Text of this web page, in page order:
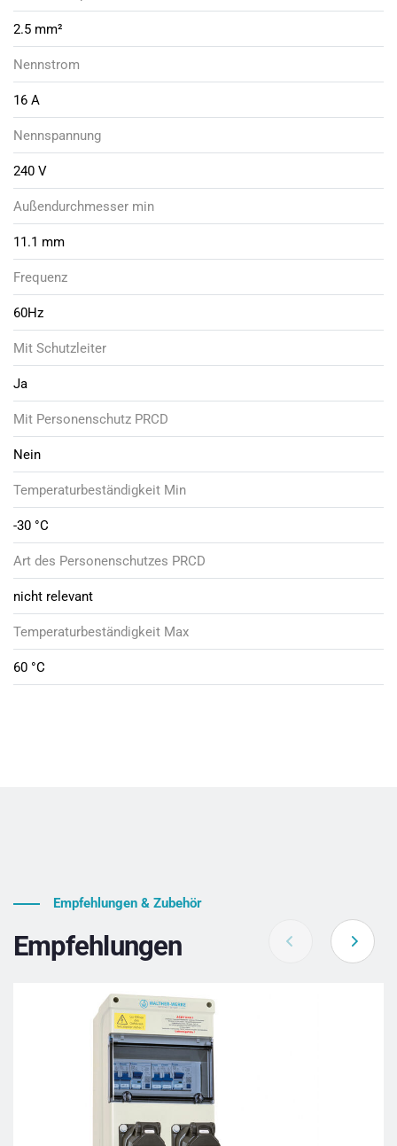
2.5 mm²
Nennstrom
16 A
Nennspannung
240 V
Außendurchmesser min
11.1 mm
Frequenz
60Hz
Mit Schutzleiter
Ja
Mit Personenschutz PRCD
Nein
Temperaturbeständigkeit Min
-30 °C
Art des Personenschutzes PRCD
nicht relevant
Temperaturbeständigkeit Max
60 °C
Empfehlungen & Zubehör
Empfehlungen